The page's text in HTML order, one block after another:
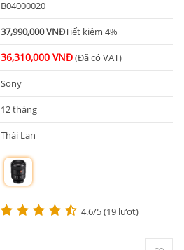
B04000020
37,990,000 VNĐTiết kiệm 4%
36,310,000 VNĐ(Đã có VAT)
Sony
12 tháng
Thái Lan
m
4.6/5 (19 lượt)